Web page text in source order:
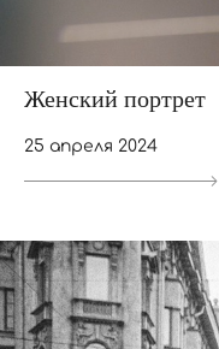
Женский портрет
25 апреля 2024